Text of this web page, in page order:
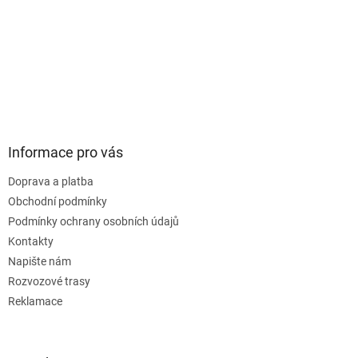
Informace pro vás
Doprava a platba
Obchodní podmínky
Podmínky ochrany osobních údajů
Kontakty
Napište nám
Rozvozové trasy
Reklamace